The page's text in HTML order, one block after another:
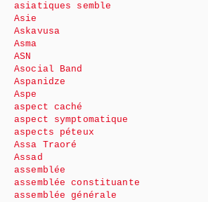
asiatiques semble
Asie
Askavusa
Asma
ASN
Asocial Band
Aspanidze
Aspe
aspect caché
aspect symptomatique
aspects péteux
Assa Traoré
Assad
assemblée
assemblée constituante
assemblée générale